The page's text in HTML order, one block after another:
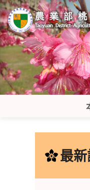
跳
到
主
要
內
容
區
塊
最